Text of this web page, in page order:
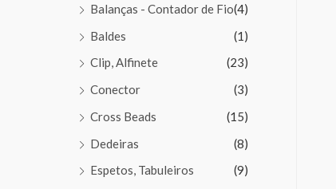
Balanças - Contador de Fio(4)
Baldes
(1)
Clip, Alfinete
(23)
Conector
(3)
Cross Beads
(15)
Dedeiras
(8)
Espetos, Tabuleiros
(9)